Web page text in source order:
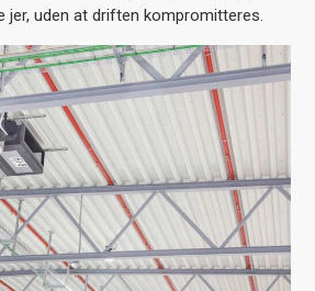
jer, uden at driften kompromitteres.